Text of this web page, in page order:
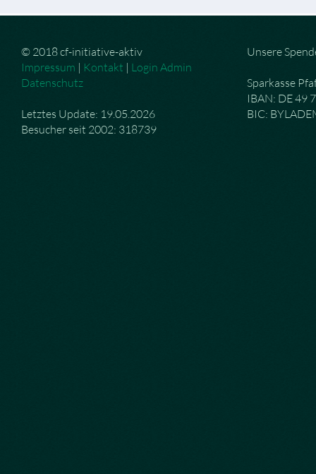
© 2018 cf-initiative-aktiv
Impressum | Kontakt | Login Admin
Datenschutz
Letztes Update: 19.05.2026
Besucher seit 2002: 318739
Unsere
Sparkasse
IBAN: DE 49
BIC: